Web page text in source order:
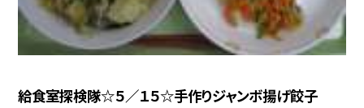
給食室探検隊☆５／１５☆手作りジャンボ揚げ餃子